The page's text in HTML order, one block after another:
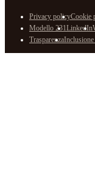
Privacy policyCookie
Modello 231LinkedIn
TrasparenzaInclusione